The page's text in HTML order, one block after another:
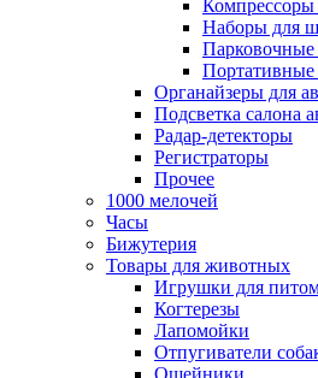
Наборы для
Парковочные
Органайзеры для
Подсветка салона
Радар-детекторы
Регистраторы
Прочее
1000 мелочей
Часы
Бижутерия
Товары для животных
Игрушки для
Когтерезы
Лапомойки
Отпугиватели
Ошейники